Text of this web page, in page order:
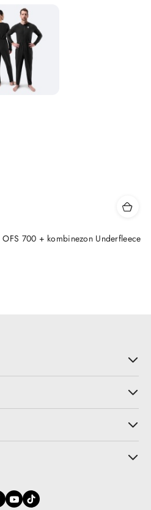
700 + kombinezon Underfleece